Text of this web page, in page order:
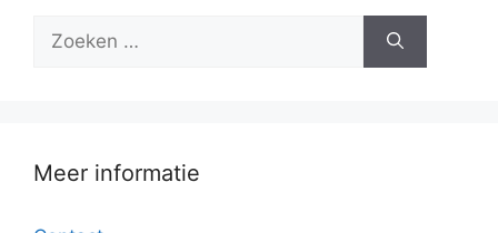
naar:
Meer informatie